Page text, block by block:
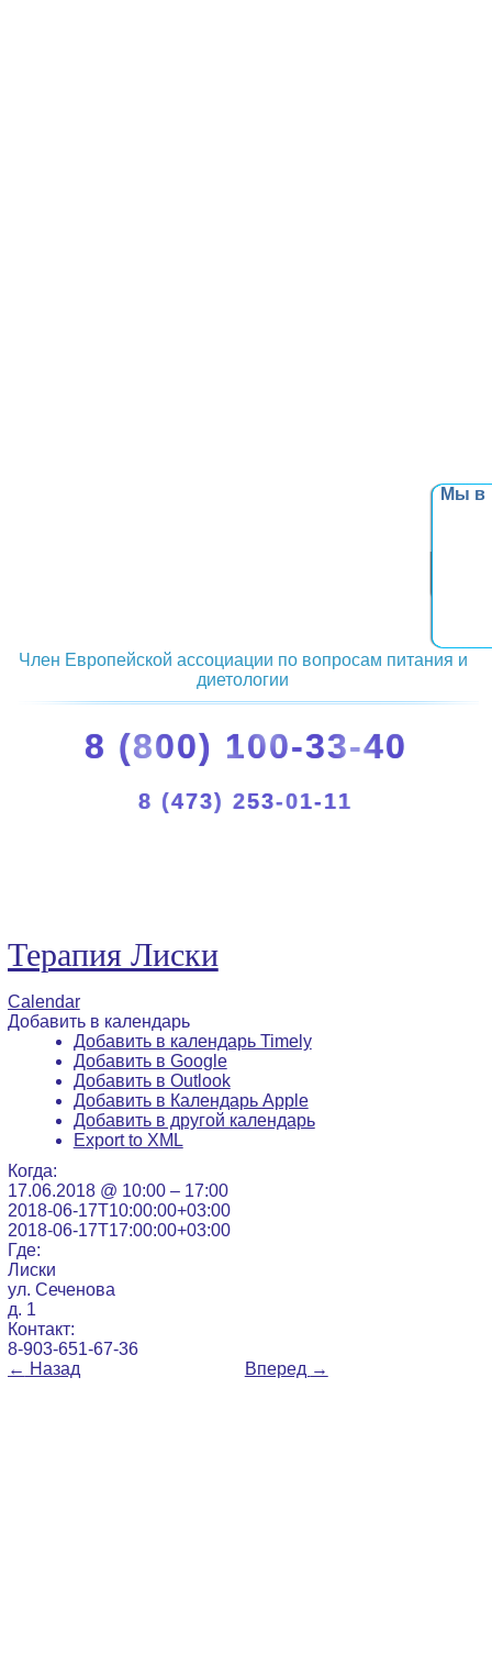
Мы в
Член Европейской ассоциации по вопросам питания и
диетологии
8 (800) 100-33-40
8 (473) 253-01-11
Терапия Лиски
Calendar
Добавить в календарь
Добавить в календарь Timely
Добавить в Google
Добавить в Outlook
Добавить в Календарь Apple
Добавить в другой календарь
Export to XML
Когда:
17.06.2018 @ 10:00 – 17:00
2018-06-17T10:00:00+03:00
2018-06-17T17:00:00+03:00
Где:
Лиски
ул. Сеченова
д. 1
Контакт:
8-903-651-67-36
← Назад Вперед →